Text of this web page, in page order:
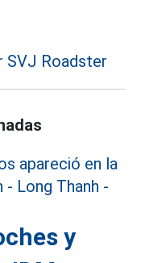
SVJ Roadster
y